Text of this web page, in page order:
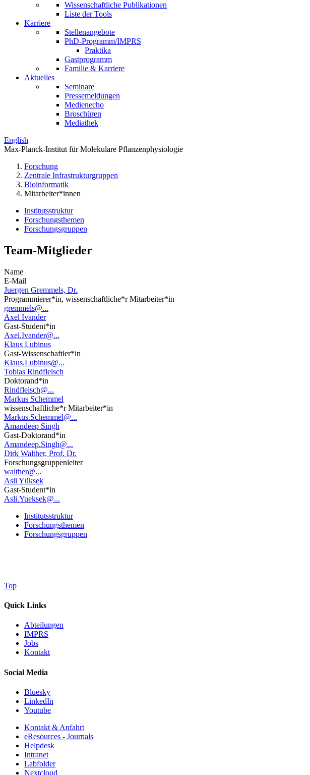
Wissenschaftliche Publikationen
Liste der Tools
Karriere
Stellenangebote
PhD-Programm/IMPRS
Praktika
Gastprogramm
Familie & Karriere
Aktuelles
Seminare
Pressemeldungen
Medienecho
Broschüren
Mediathek
English
Max-Planck-Institut für Molekulare Pflanzenphysiologie
Forschung
Zentrale Infrastrukturgruppen
Bioinformatik
Mitarbeiter*innen
Institutsstruktur
Forschungsthemen
Forschungsgruppen
Team-Mitglieder
Name
E-Mail
Juergen Gremmels, Dr.
Programmierer*in, wissenschaftliche*r Mitarbeiter*in
gremmels@...
Axel Ivander
Gast-Student*in
Axel.Ivander@...
Klaus Lubinus
Gast-Wissenschaftler*in
Klaus.Lubinus@...
Tobias Rindfleisch
Doktorand*in
Rindfleisch@...
Markus Schemmel
wissenschaftliche*r Mitarbeiter*in
Markus.Schemmel@...
Amandeep Singh
Gast-Doktorand*in
Amandeep.Singh@...
Dirk Walther, Prof. Dr.
Forschungsgruppenleiter
walther@...
Asli Yüksek
Gast-Student*in
Asli.Yueksek@...
Institutsstruktur
Forschungsthemen
Forschungsgruppen
Top
Quick Links
Abteilungen
IMPRS
Jobs
Kontakt
Social Media
Bluesky
LinkedIn
Youtube
Kontakt & Anfahrt
eResources - Journals
Helpdesk
Intranet
Labfolder
Nextcloud